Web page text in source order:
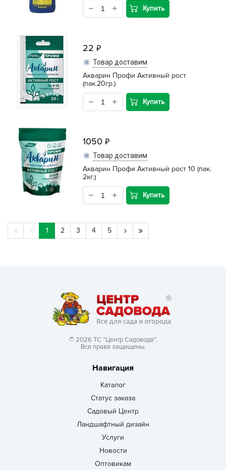
Купить
22
Товар доставим
Акварин Профи Активный рост
(пак.20гр.)
Купить
1050
Товар доставим
Акварин Профи Активный рост 10 (пак.
2кг.)
Купить
1 2 3 4 5
© 2026 ТС “Центр Садовода”.
Все права защищены.
Навигация
Каталог
Статус заказа
Садовый Центр
Ландшафтный дизайн
Услуги
Новости
Оптовикам